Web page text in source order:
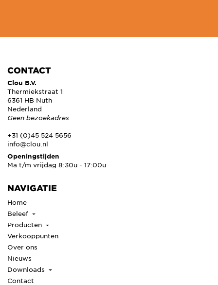
CONTACT
Clou B.V.
Thermiekstraat 1
6361 HB Nuth
Nederland
Geen bezoekadres
+31 (0)45 524 5656
info@clou.nl
Openingstijden
Ma t/m vrijdag 8:30u - 17:00u
NAVIGATIE
Home
Beleef
Producten
Verkooppunten
Over ons
Nieuws
Downloads
Contact